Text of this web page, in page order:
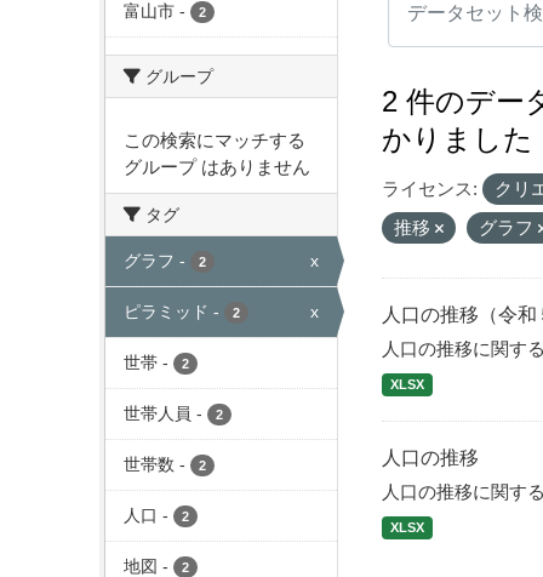
富山市 - 2
グループ
この検索にマッチする
グループ はありません
タグ
グラフ - 2 x
ピラミッド - 2 x
世帯 - 2
世帯人員 - 2
世帯数 - 2
人口 - 2
地図 - 2
2 件のデー
かりました
ライセンス:
クリ
推移
グラフ
人口の推移（令和
人口の推移に関す
XLSX
人口の推移
人口の推移に関す
XLSX